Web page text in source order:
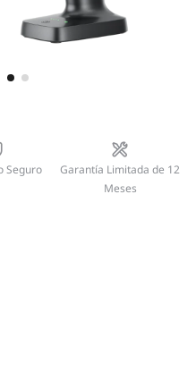
Seguro
Garantía Limitada de 12
Meses